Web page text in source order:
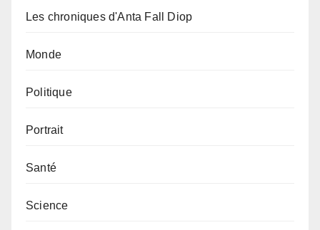
Les chroniques d'Anta Fall Diop
Monde
Politique
Portrait
Santé
Science